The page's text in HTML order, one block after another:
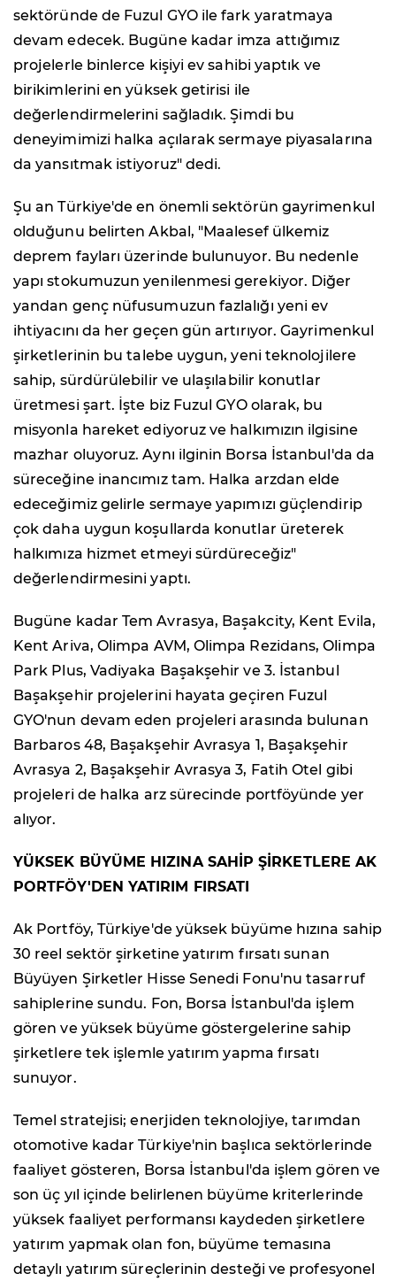
sektöründe de Fuzul GYO ile fark yaratmaya
devam edecek. Bugüne kadar imza attığımız
projelerle binlerce kişiyi ev sahibi yaptık ve
birikimlerini en yüksek getirisi ile
değerlendirmelerini sağladık. Şimdi bu
deneyimimizi halka açılarak sermaye piyasalarına
da yansıtmak istiyoruz" dedi.
Şu an Türkiye'de en önemli sektörün gayrimenkul
olduğunu belirten Akbal, "Maalesef ülkemiz
deprem fayları üzerinde bulunuyor. Bu nedenle
yapı stokumuzun yenilenmesi gerekiyor. Diğer
yandan genç nüfusumuzun fazlalığı yeni ev
ihtiyacını da her geçen gün artırıyor. Gayrimenkul
şirketlerinin bu talebe uygun, yeni teknolojilere
sahip, sürdürülebilir ve ulaşılabilir konutlar
üretmesi şart. İşte biz Fuzul GYO olarak, bu
misyonla hareket ediyoruz ve halkımızın ilgisine
mazhar oluyoruz. Aynı ilginin Borsa İstanbul'da da
süreceğine inancımız tam. Halka arzdan elde
edeceğimiz gelirle sermaye yapımızı güçlendirip
çok daha uygun koşullarda konutlar üreterek
halkımıza hizmet etmeyi sürdüreceğiz"
değerlendirmesini yaptı.
Bugüne kadar Tem Avrasya, Başakcity, Kent Evila,
Kent Ariva, Olimpa AVM, Olimpa Rezidans, Olimpa
Park Plus, Vadiyaka Başakşehir ve 3. İstanbul
Başakşehir projelerini hayata geçiren Fuzul
GYO'nun devam eden projeleri arasında bulunan
Barbaros 48, Başakşehir Avrasya 1, Başakşehir
Avrasya 2, Başakşehir Avrasya 3, Fatih Otel gibi
projeleri de halka arz sürecinde portföyünde yer
alıyor.
YÜKSEK BÜYÜME HIZINA SAHİP ŞİRKETLERE AK
PORTFÖY'DEN YATIRIM FIRSATI
Ak Portföy, Türkiye'de yüksek büyüme hızına sahip
30 reel sektör şirketine yatırım fırsatı sunan
Büyüyen Şirketler Hisse Senedi Fonu'nu tasarruf
sahiplerine sundu. Fon, Borsa İstanbul'da işlem
gören ve yüksek büyüme göstergelerine sahip
şirketlere tek işlemle yatırım yapma fırsatı
sunuyor.
Temel stratejisi; enerjiden teknolojiye, tarımdan
otomotive kadar Türkiye'nin başlıca sektörlerinde
faaliyet gösteren, Borsa İstanbul'da işlem gören ve
son üç yıl içinde belirlenen büyüme kriterlerinde
yüksek faaliyet performansı kaydeden şirketlere
yatırım yapmak olan fon, büyüme temasına
detaylı yatırım süreçlerinin desteği ve profesyonel